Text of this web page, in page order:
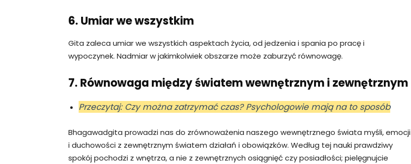
6. Umiar we wszystkim
Gita zaleca umiar we wszystkich aspektach życia, od jedzenia i spania po pracę i
wypoczynek. Nadmiar w jakimkolwiek obszarze może zaburzyć równowagę.
7. Równowaga między światem wewnętrznym i zewnętrznym
Przeczytaj: Czy można zatrzymać czas? Psychologowie mają na to sposób
Bhagawadgita prowadzi nas do zrównoważenia naszego wewnętrznego świata myśli, emocji
i duchowości z zewnętrznym światem działań i obowiązków. Według tej nauki prawdziwy
spokój pochodzi z wnętrza, a nie z zewnętrznych osiągnięć czy posiadłości; pielęgnujcie